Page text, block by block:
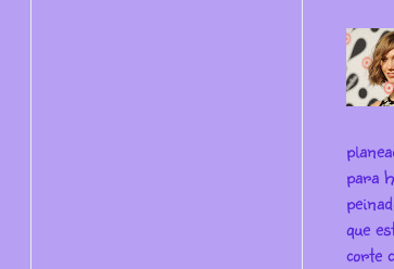
para
que
corte